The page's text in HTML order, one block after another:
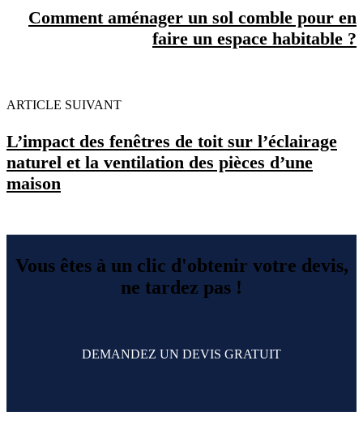
Comment aménager un sol comble pour en
faire un espace habitable ?
ARTICLE SUIVANT
L’impact des fenêtres de toit sur l’éclairage
naturel et la ventilation des pièces d’une
maison
Vous êtes à un clic d'obtenir votre devis,
ne tardez pas !
DEMANDEZ UN DEVIS GRATUIT